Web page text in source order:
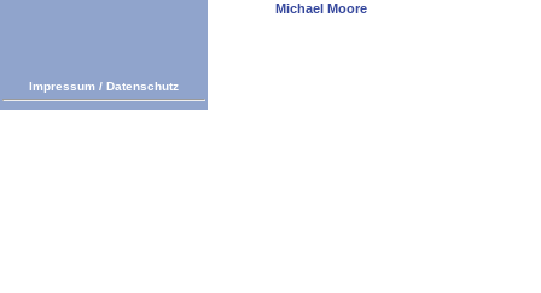
Michael Moore
Impressum / Datenschutz